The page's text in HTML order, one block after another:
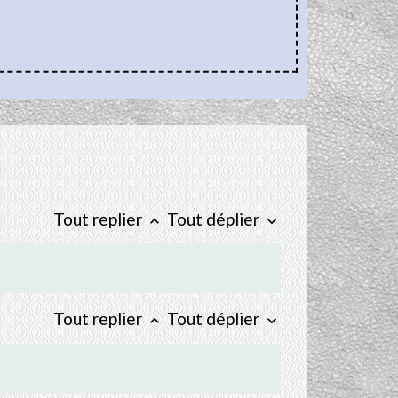
Tout replierkeyboard_arrow_up Tout déplier keyboard_arrow_down
Tout replierkeyboard_arrow_up Tout déplier keyboard_arrow_down